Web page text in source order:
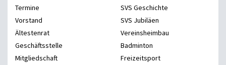
Termine
Vorstand
Ältestenrat
Geschäftsstelle
Mitgliedschaft
SVS Geschichte
SVS Jubiläen
Vereinsheimbau
Badminton
Freizeitsport